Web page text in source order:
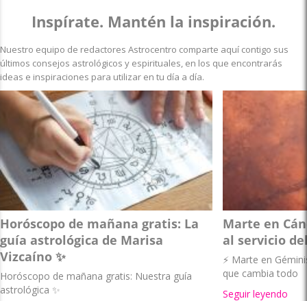
Inspírate. Mantén la inspiración.
Nuestro equipo de redactores Astrocentro comparte aquí contigo sus
últimos consejos astrológicos y espirituales, en los que encontrarás
ideas e inspiraciones para utilizar en tu día a día.
Horóscopo de mañana gratis: La
guía astrológica de Marisa
Vizcaíno ✨
Horóscopo de mañana gratis: Nuestra guía
astrológica ✨
Marte en
al servicio
⚡ Marte en
que cambia todo
Seguir leyendo